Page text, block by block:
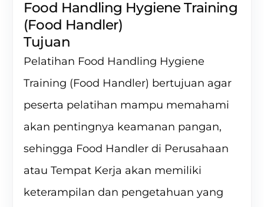
Food Handling Hygiene Training
(Food Handler)
Tujuan
Pelatihan Food Handling Hygiene
Training (Food Handler) bertujuan agar
peserta pelatihan mampu memahami
akan pentingnya keamanan pangan,
sehingga Food Handler di Perusahaan
atau Tempat Kerja akan memiliki
keterampilan dan pengetahuan yang